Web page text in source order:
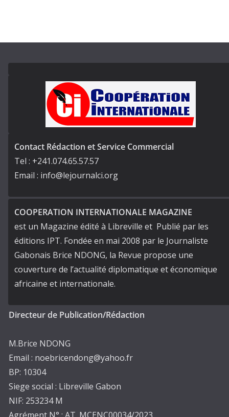
Contact Rédaction et Service Commercial
Tel : +241.074.65.57.57
Email : info@lejournalci.org
COOPERATION INTERNATIONALE MAGAZINE
est un Magazine édité à Libreville et Publié par les
éditions IPT. Fondée en mai 2008 par le Journaliste
Gabonais Brice NDONG, la Revue propose une
couverture de l’actualité diplomatique et économique
africaine et internationale.
Directeur de Publication/Rédaction
M.Brice NDONG
Email : noebricendong@yahoo.fr
BP: 10304
Siege social : Libreville Gabon
NIF: 253234 M
Agrément N° : AT_MCENC00034/2023